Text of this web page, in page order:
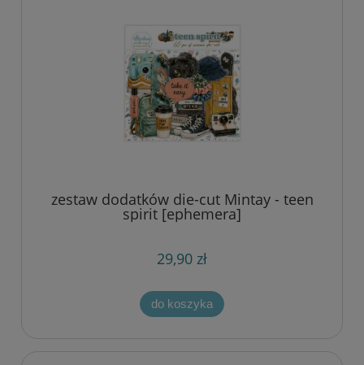
zestaw dodatków die-cut Mintay - teen
spirit [ephemera]
29,90 zł
do koszyka